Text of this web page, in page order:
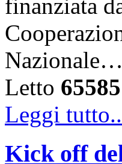
finanziata
Nazionale…
Letto 65585
Leggi
Kick off